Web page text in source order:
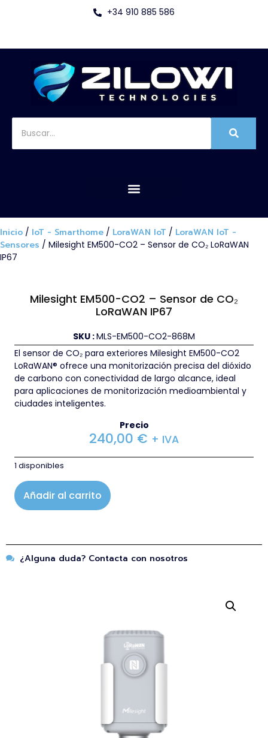
+34 910 885 586
Inicio / IoT - Smarthome / LoraWAN IoT / LoraWAN IoT -
Sensores / Milesight EM500-CO2 – Sensor de CO₂ LoRaWAN
IP67
Milesight EM500-CO2 – Sensor de CO₂
LoRaWAN IP67
SKU :MLS-EM500-CO2-868M
El sensor de CO₂ para exteriores Milesight EM500-CO2
LoRaWAN® ofrece una monitorización precisa del dióxido
de carbono con conectividad de largo alcance, ideal
para aplicaciones de monitorización medioambiental y
ciudades inteligentes.
Precio
240,00 € + IVA
1 disponibles
Añadir al carrito
¿Alguna duda? Contacta con nosotros